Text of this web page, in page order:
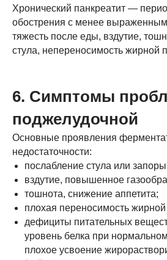
Хронический панкреатит —
обострения с менее
тяжесть после еды, вздутие,
стула, непереносимость жирной
6. Симптомы
поджелудочной
Основные проявления
недостаточности:
послабление стула или
вздутие, повышенное
тошнота, снижение аппетита;
плохая переносимость
дефициты питательных
уровень белка при
плохое усвоение